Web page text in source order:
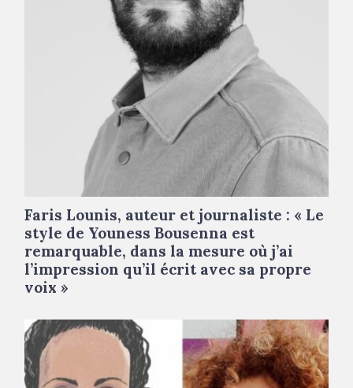
Faris Lounis, auteur et journaliste : « Le
style de Youness Bousenna est
remarquable, dans la mesure où j’ai
l’impression qu’il écrit avec sa propre
voix »